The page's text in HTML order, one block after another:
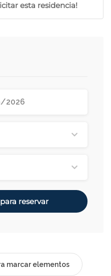
esta residencia!
reservar
marcar elementos